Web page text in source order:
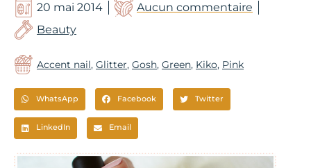
20 mai 2014
Aucun commentaire
Beauty
Accent nail, Glitter, Gosh, Green, Kiko, Pink
WhatsApp Facebook Twitter
LinkedIn Email